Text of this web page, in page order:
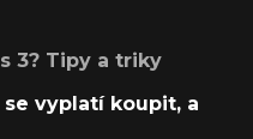
3? Tipy a triky
se vyplatí koupit, a